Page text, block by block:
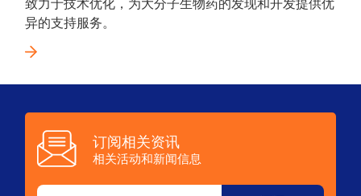
异的支持服务。
订阅相关资讯
相关活动和新闻信息